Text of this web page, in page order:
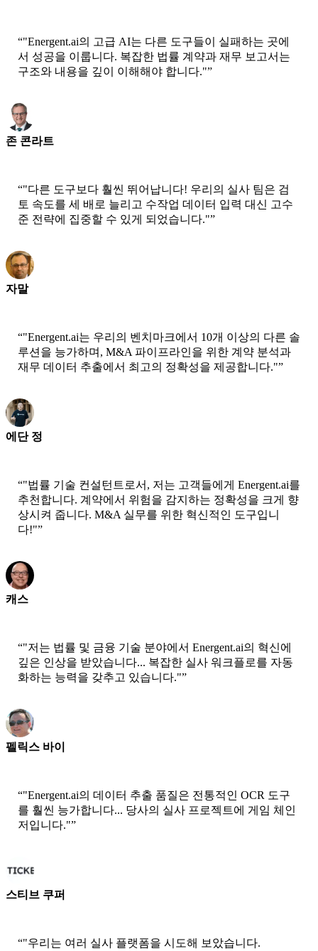
“"Energent.ai의 고급 AI는 다른 도구들이 실패하는 곳에
서 성공을 이룹니다. 복잡한 법률 계약과 재무 보고서는
구조와 내용을 깊이 이해해야 합니다."”
존 콘라트
“"다른 도구보다 훨씬 뛰어납니다! 우리의 실사 팀은 검
토 속도를 세 배로 늘리고 수작업 데이터 입력 대신 고수
준 전략에 집중할 수 있게 되었습니다."”
자말
“"Energent.ai는 우리의 벤치마크에서 10개 이상의 다른 솔
루션을 능가하며, M&A 파이프라인을 위한 계약 분석과
재무 데이터 추출에서 최고의 정확성을 제공합니다."”
에단 정
“"법률 기술 컨설턴트로서, 저는 고객들에게 Energent.ai를
추천합니다. 계약에서 위험을 감지하는 정확성을 크게 향
상시켜 줍니다. M&A 실무를 위한 혁신적인 도구입니
다!"”
캐스
“"저는 법률 및 금융 기술 분야에서 Energent.ai의 혁신에
깊은 인상을 받았습니다... 복잡한 실사 워크플로를 자동
화하는 능력을 갖추고 있습니다."”
펠릭스 바이
“"Energent.ai의 데이터 추출 품질은 전통적인 OCR 도구
를 훨씬 능가합니다... 당사의 실사 프로젝트에 게임 체인
저입니다."”
스티브 쿠퍼
“"우리는 여러 실사 플랫폼을 시도해 보았습니다.